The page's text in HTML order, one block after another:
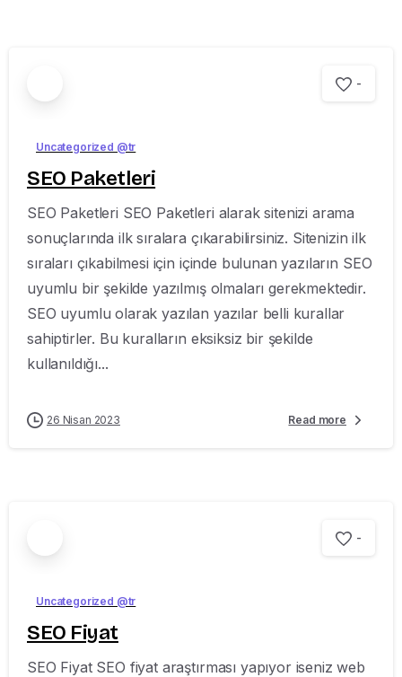
-
Uncategorized @tr
SEO Paketleri
SEO Paketleri SEO Paketleri alarak sitenizi arama
sonuçlarında ilk sıralara çıkarabilirsiniz. Sitenizin ilk
sıraları çıkabilmesi için içinde bulunan yazıların SEO
uyumlu bir şekilde yazılmış olmaları gerekmektedir.
SEO uyumlu olarak yazılan yazılar belli kurallar
sahiptirler. Bu kuralların eksiksiz bir şekilde
kullanıldığı...
26 Nisan 2023 Read more
-
Uncategorized @tr
SEO Fiyat
SEO Fiyat SEO fiyat araştırması yapıyor iseniz web